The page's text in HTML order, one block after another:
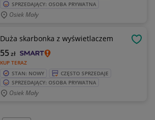
SPRZEDAJĄCY: OSOBA PRYWATNA
Osiek Mały
Duża skarbonka z wyświetlaczem
KUP TERAZ
55zł
STAN: NOWY
CZĘSTO SPRZEDAJE
SPRZEDAJĄCY: OSOBA PRYWATNA
Osiek Mały